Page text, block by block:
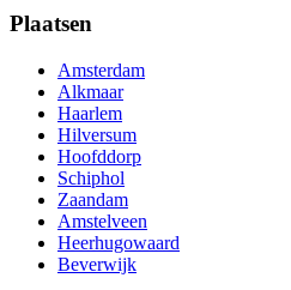
Plaatsen
Amsterdam
Alkmaar
Haarlem
Hilversum
Hoofddorp
Schiphol
Zaandam
Amstelveen
Heerhugowaard
Beverwijk